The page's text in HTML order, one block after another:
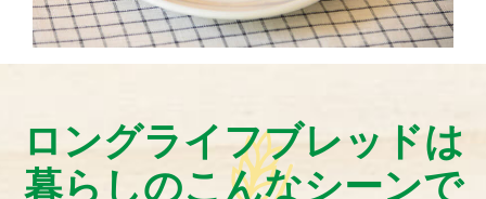
ロングライフブレッドは
暮らしのこんなシーンで